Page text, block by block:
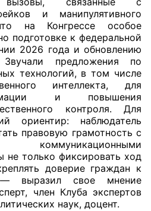
ОП КО”
за 2024 г.
и манипулятивного
на Конгрессе особое
подготовке к федеральной
2026 года и обновлению
предложения по
технологий, в том числе
интеллекта, для
и повышения
контроля. Для
ориентир: наблюдатель
правовую грамотность с
не только фиксировать ход
доверие граждан к
выразил свое мнение
член Клуба экспертов
наук, доцент.